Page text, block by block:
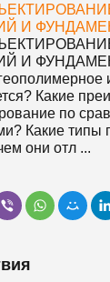
И
И
Какие
по
Какие типы
они отл ...